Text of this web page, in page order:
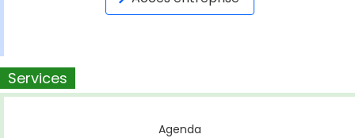
Services
Agenda